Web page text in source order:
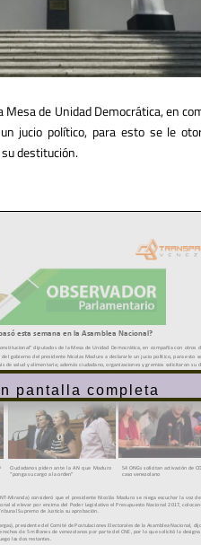
de Unidad Democrática, en
jucio político, para esto se le
destitución.
pantalla completa